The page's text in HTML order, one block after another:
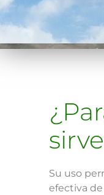
Su uso
efectiva de